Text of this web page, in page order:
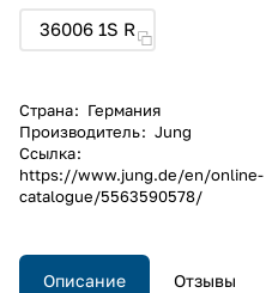
36006 1S R
Страна: Германия
Производитель: Jung
Ссылка:
https://www.jung.de/en/online-
catalogue/5563590578/
Описание Отзывы